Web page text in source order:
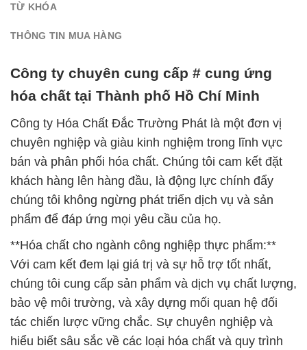
TỪ KHÓA
THÔNG TIN MUA HÀNG
Công ty chuyên cung cấp # cung ứng
hóa chất tại Thành phố Hồ Chí Minh
Công ty Hóa Chất Đắc Trường Phát là một đơn vị
chuyên nghiệp và giàu kinh nghiệm trong lĩnh vực
bán và phân phối hóa chất. Chúng tôi cam kết đặt
khách hàng lên hàng đầu, là động lực chính đẩy
chúng tôi không ngừng phát triển dịch vụ và sản
phẩm để đáp ứng mọi yêu cầu của họ.
**Hóa chất cho ngành công nghiệp thực phẩm:**
Với cam kết đem lại giá trị và sự hỗ trợ tốt nhất,
chúng tôi cung cấp sản phẩm và dịch vụ chất lượng,
bảo vệ môi trường, và xây dựng mối quan hệ đối
tác chiến lược vững chắc. Sự chuyên nghiệp và
hiểu biết sâu sắc về các loại hóa chất và quy trình